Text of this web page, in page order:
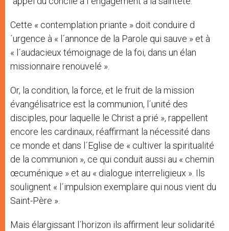
Cette « contemplation priante » doit conduire d
´urgence à « l´annonce de la Parole qui sauve » et à
« l´audacieux témoignage de la foi, dans un élan
missionnaire renouvelé ».
Or, la condition, la force, et le fruit de la mission
évangélisatrice est la communion, l´unité des
disciples, pour laquelle le Christ a prié », rappellent
encore les cardinaux, réaffirmant la nécessité dans
ce monde et dans l´Eglise de « cultiver la spiritualité
de la communion », ce qui conduit aussi au « chemin
œcuménique » et au « dialogue interreligieux ». Ils
soulignent « l´impulsion exemplaire qui nous vient du
Saint-Père ».
Mais élargissant l´horizon ils affirment leur solidarité